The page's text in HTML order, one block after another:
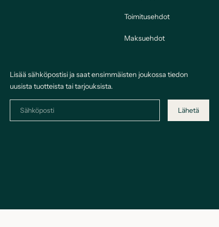
Toimitusehdot
Maksuehdot
Lisää sähköpostisi ja saat ensimmäisten joukossa tiedon
uusista tuotteista tai tarjouksista.
Lähetä